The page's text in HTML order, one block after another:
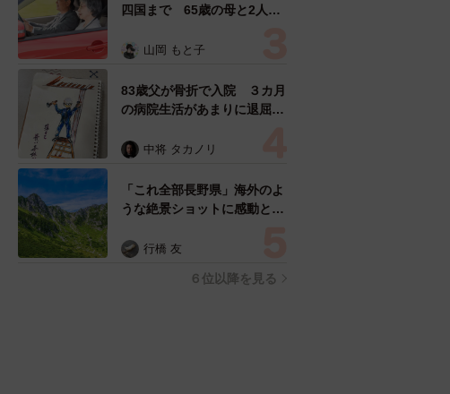
四国まで 65歳の母と2人で
憩まで分刻み… 「大学生で
山岡 もと子
83歳父が骨折で入院 ３カ月
の病院生活があまりに退屈で
い！」→スケッチブックを見
すよ…」
中将 タカノリ
「これ全部長野県」海外のよ
うな絶景ショットに感動と反
ったんだって気づいた」
行橋 友
６位以降を見る